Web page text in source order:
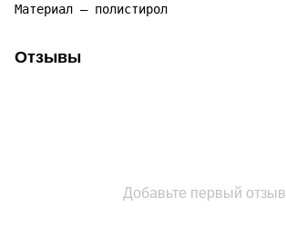
Материал – полистирол
Отзывы
Добавьте первый отзыв